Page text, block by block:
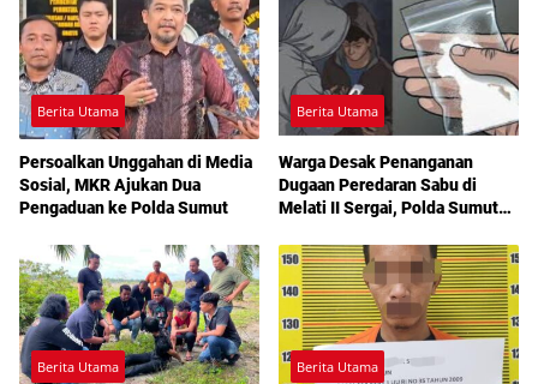
Berita Utama
Persoalkan Unggahan di Media
Sosial, MKR Ajukan Dua
Pengaduan ke Polda Sumut
Berita Utama
Warga Desak Penanganan
Dugaan Peredaran Sabu di
Melati II Sergai, Polda Sumut
Berita Utama Berita Utama